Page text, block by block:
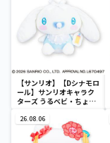
【サンリオ】【Dシナモロ
ール】サンリオキャラク
ターズ うるベビ・ちょい
26.08.06